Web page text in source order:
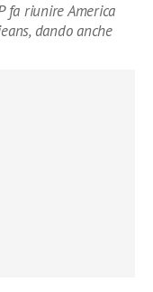
fa riunire America
dando anche